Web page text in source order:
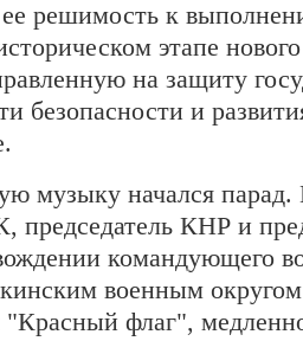
решимость к
этапе
на защиту
безопасности и
музыку начался парад.
председатель КНР и
командующего
военным
флаг",